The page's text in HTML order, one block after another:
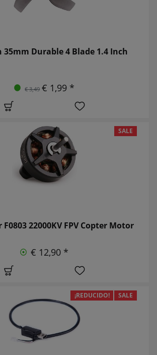
35mm Durable 4 Blade 1.4 Inch
€ 3,49 € 1,99 *
SALE
22000KV FPV Copter Motor
€ 12,90 *
¡REDUCIDO! SALE